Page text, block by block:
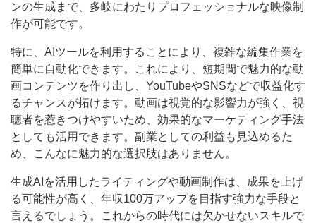
ンの生成まで、多岐にわたりプロフェッショナルな映像制
作が可能です。
特に、AIツールを利用することにより、複雑な編集作業を
簡単に自動化できます。これにより、短期間で魅力的な動
画コンテンツを作り出し、YouTubeやSNSなどで収益化す
るチャンスが拓けます。動画は視覚的な影響力が強く、視
聴者を惹きつけやすいため、効果的なマーケティング手法
としても活用できます。副業としての利益も見込めるた
め、こんなに魅力的な選択肢はありません。
生成AIを活用したライティングや動画制作は、成果を上げ
る可能性が高く、年収100万アップを目指す強力な手段と
言えるでしょう。これからの時代には欠かせないスキルで